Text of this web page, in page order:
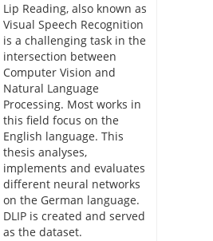
Lip Reading, also known as
Visual Speech Recognition
is a challenging task in the
intersection between
Computer Vision and
Natural Language
Processing. Most works in
this field focus on the
English language. This
thesis analyses,
implements and evaluates
different neural networks
on the German language.
DLIP is created and served
as the dataset.